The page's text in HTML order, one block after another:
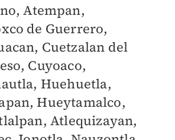
Atempan,
de Guerrero,
Cuetzalan del
Cuyoaco,
Huehuetla,
Hueytamalco,
Atlequizayan,